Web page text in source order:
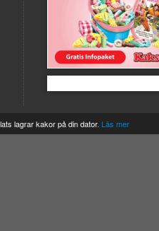
lagrar kakor på din dator. Läs mer